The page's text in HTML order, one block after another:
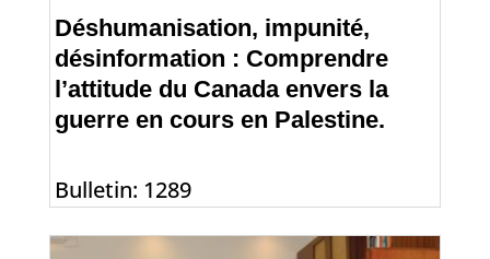
Déshumanisation, impunité,
désinformation : Comprendre
l’attitude du Canada envers la
guerre en cours en Palestine.
Bulletin: 1289